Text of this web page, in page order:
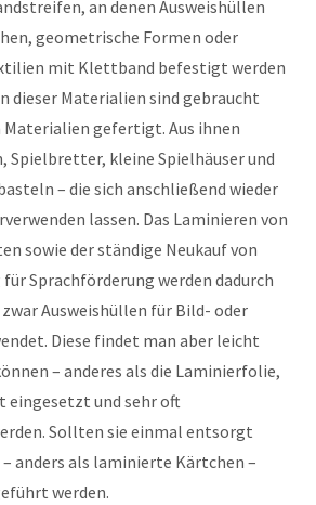
an denen Ausweishüllen
geometrische Formen oder
mit Klettband befestigt werden
dieser Materialien sind gebraucht
Materialien gefertigt. Aus ihnen
Spielbretter, kleine Spielhäuser und
– die sich anschließend wieder
lassen. Das Laminieren von
sowie der ständige Neukauf von
Sprachförderung werden dadurch
Ausweishüllen für Bild- oder
Diese findet man aber leicht
– anderes als die Laminierfolie,
eingesetzt und sehr oft
Sollten sie einmal entsorgt
anders als laminierte Kärtchen –
werden.